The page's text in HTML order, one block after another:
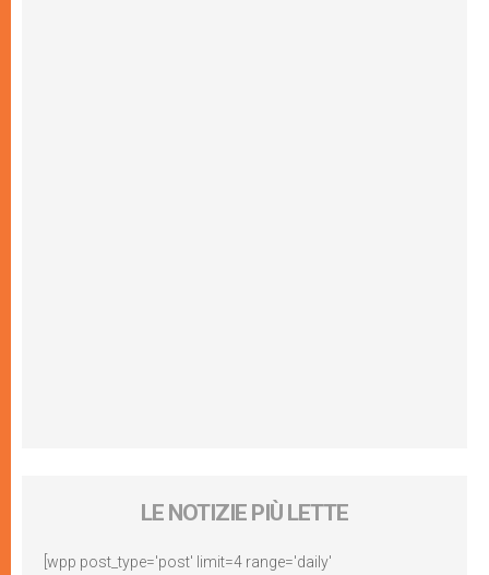
LE NOTIZIE PIÙ LETTE
[wpp post_type='post' limit=4 range='daily'